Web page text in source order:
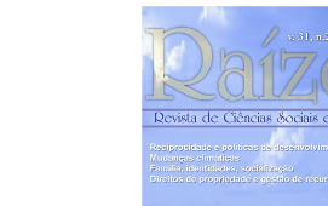
Barra
lateral
de